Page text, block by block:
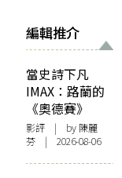
編輯推介
當史詩下凡
IMAX：路蘭的
《奧德賽》
影評 | by 陳麗
芬 | 2026-08-06